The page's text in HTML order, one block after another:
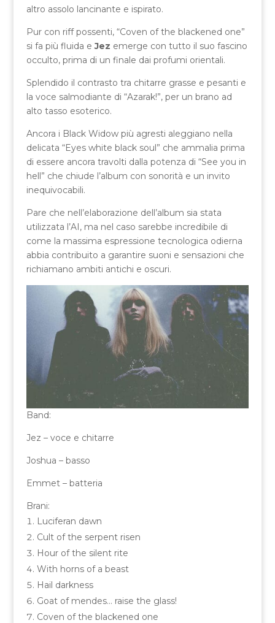
altro assolo lancinante e ispirato.
Pur con riff possenti, “Coven of the blackened one”
si fa più fluida eJez emerge con tutto il suo fascino
occulto, prima di un finale dai profumi orientali.
Splendido il contrasto tra chitarre grasse e pesanti e
la voce salmodiante di “Azarak!”, per un brano ad
alto tasso esoterico.
Ancora i Black Widow più agresti aleggiano nella
delicata “Eyes white black soul” che ammalia prima
di essere ancora travolti dalla potenza di “See you in
hell” che chiude l’album con sonorità e un invito
inequivocabili.
Pare che nell’elaborazione dell’album sia stata
utilizzata l’AI, ma nel caso sarebbe incredibile di
come la massima espressione tecnologica odierna
abbia contribuito a garantire suoni e sensazioni che
richiamano ambiti antichi e oscuri.
Band:
Jez – voce e chitarre
Joshua – basso
Emmet – batteria
Brani:
Luciferan dawn
Cult of the serpent risen
Hour of the silent rite
With horns of a beast
Hail darkness
Goat of mendes… raise the glass!
Coven of the blackened one